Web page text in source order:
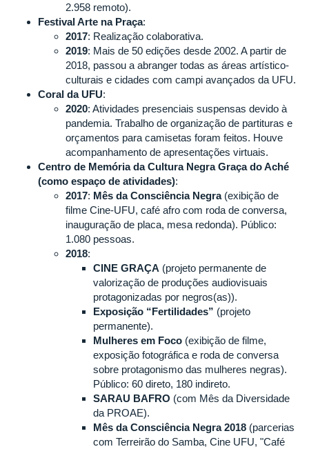
2.958 remoto).
Festival Arte na Praça:
2017: Realização colaborativa.
2019: Mais de 50 edições desde 2002. A partir de
2018, passou a abranger todas as áreas artístico-
culturais e cidades com campi avançados da UFU.
Coral da UFU:
2020: Atividades presenciais suspensas devido à
pandemia. Trabalho de organização de partituras e
orçamentos para camisetas foram feitos. Houve
acompanhamento de apresentações virtuais.
Centro de Memória da Cultura Negra Graça do Aché
(como espaço de atividades):
2017: Mês da Consciência Negra(exibição de
filme Cine-UFU, café afro com roda de conversa,
inauguração de placa, mesa redonda). Público:
1.080 pessoas.
2018:
CINE GRAÇA (projeto permanente de
valorização de produções audiovisuais
protagonizadas por negros(as)).
Exposição “Fertilidades” (projeto
permanente).
Mulheres em Foco (exibição de filme,
exposição fotográfica e roda de conversa
sobre protagonismo das mulheres negras).
Público: 60 direto, 180 indireto.
SARAU BAFRO (com Mês da Diversidade
da PROAE).
Mês da Consciência Negra 2018 (parcerias
com Terreirão do Samba, Cine UFU, "Café